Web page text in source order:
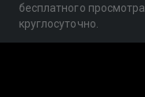
бесплатного
круглосуточно.